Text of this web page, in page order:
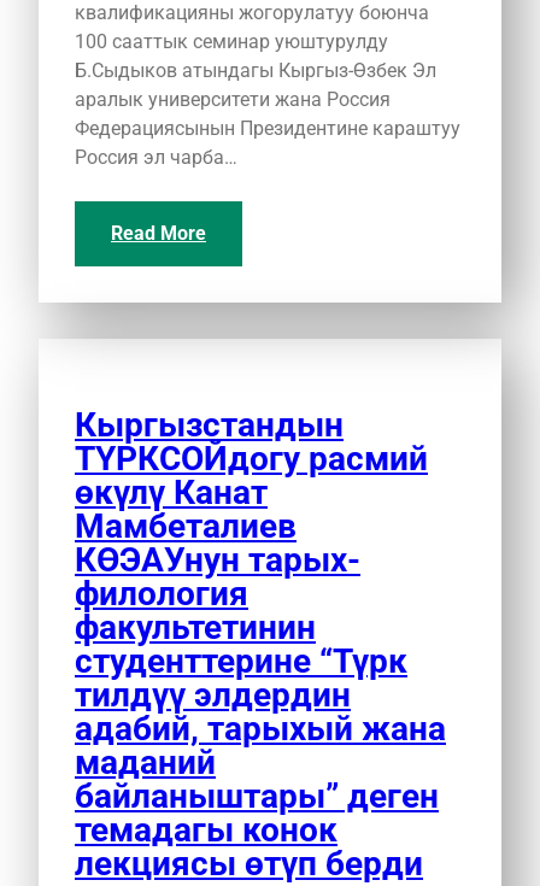
квалификацияны жогорулатуу боюнча
100 сааттык семинар уюштурулду
Б.Сыдыков атындагы Кыргыз-Өзбек Эл
аралык университети жана Россия
Федерациясынын Президентине караштуу
Россия эл чарба…
Read More
Кыргызстандын
ТҮРКСОЙдогу расмий
өкүлү Канат
Мамбеталиев
КӨЭАУнун тарых-
филология
факультетинин
студенттерине “Түрк
тилдүү элдердин
адабий, тарыхый жана
маданий
байланыштары” деген
темадагы конок
лекциясы өтүп берди